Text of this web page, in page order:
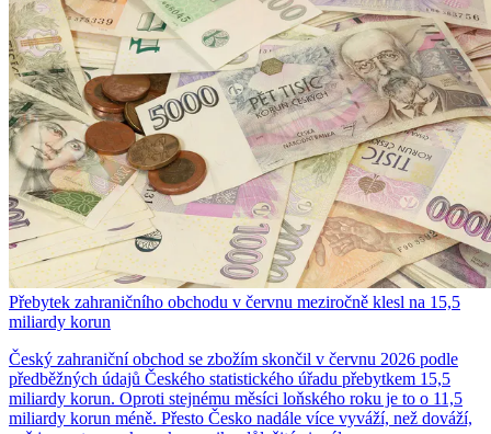
Přebytek zahraničního obchodu v červnu meziročně klesl na 15,5
miliardy korun
Český zahraniční obchod se zbožím skončil v červnu 2026 podle
předběžných údajů Českého statistického úřadu přebytkem 15,5
miliardy korun. Oproti stejnému měsíci loňského roku je to o 11,5
miliardy korun méně. Přesto Česko nadále více vyváží, než dováží,